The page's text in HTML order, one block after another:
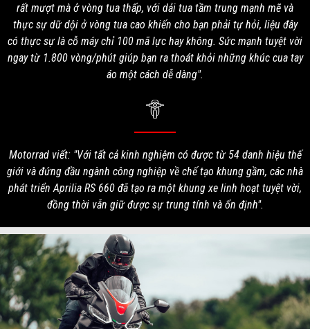
rất mượt mà ở vòng tua thấp, với dải tua tầm trung mạnh mẽ và
thực sự dữ dội ở vòng tua cao khiến cho bạn phải tự hỏi, liệu đây
có thực sự là cỗ máy chỉ 100 mã lực hay không. Sức mạnh tuyệt vời
ngay từ 1.800 vòng/phút giúp bạn ra thoát khỏi những khúc cua tay
áo một cách dễ dàng".
Motorrad viết: "Với tất cả kinh nghiệm có được từ 54 danh hiệu thế
giới và đứng đầu ngành công nghiệp về chế tạo khung gầm, các nhà
phát triển Aprilia RS 660 đã tạo ra một khung xe linh hoạt tuyệt vời,
đồng thời vẫn giữ được sự trung tính và ổn định".